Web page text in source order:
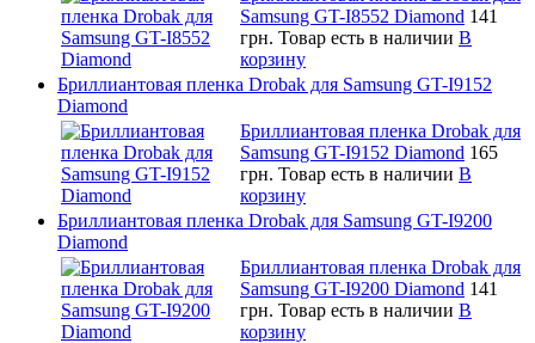
Samsung GT-I8552 Diamond 141
грн. Товар есть в наличии В
корзину
Бриллиантовая пленка Drobak для Samsung GT-I9152
Diamond
Бриллиантовая пленка Drobak для
Samsung GT-I9152 Diamond 165
грн. Товар есть в наличии В
корзину
Бриллиантовая пленка Drobak для Samsung GT-I9200
Diamond
Бриллиантовая пленка Drobak для
Samsung GT-I9200 Diamond 141
грн. Товар есть в наличии В
корзину